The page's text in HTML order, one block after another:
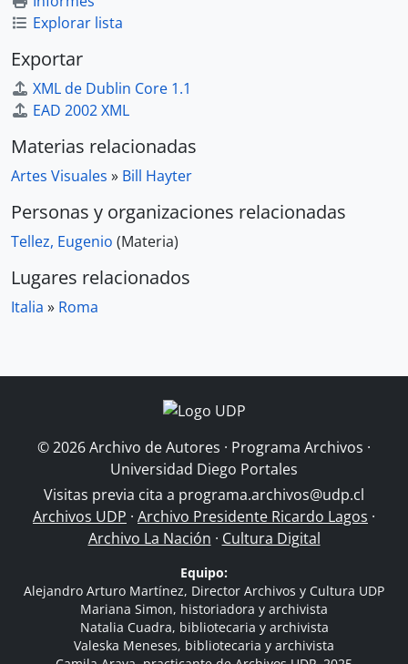
Explorar lista
Exportar
XML de Dublin Core 1.1
EAD 2002 XML
Materias relacionadas
Artes Visuales » Bill Hayter
Personas y organizaciones relacionadas
Tellez, Eugenio (Materia)
Lugares relacionados
Italia » Roma
© 2026 Archivo de Autores · Programa Archivos ·
Universidad Diego Portales
Visitas previa cita a programa.archivos@udp.cl
Archivos UDP · Archivo Presidente Ricardo Lagos ·
Archivo La Nación · Cultura Digital
Equipo:
Alejandro Arturo Martínez, Director Archivos y Cultura UDP
Mariana Simon, historiadora y archivista
Natalia Cuadra, bibliotecaria y archivista
Valeska Meneses, bibliotecaria y archivista